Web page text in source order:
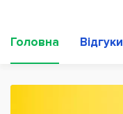
Головна Відгуки